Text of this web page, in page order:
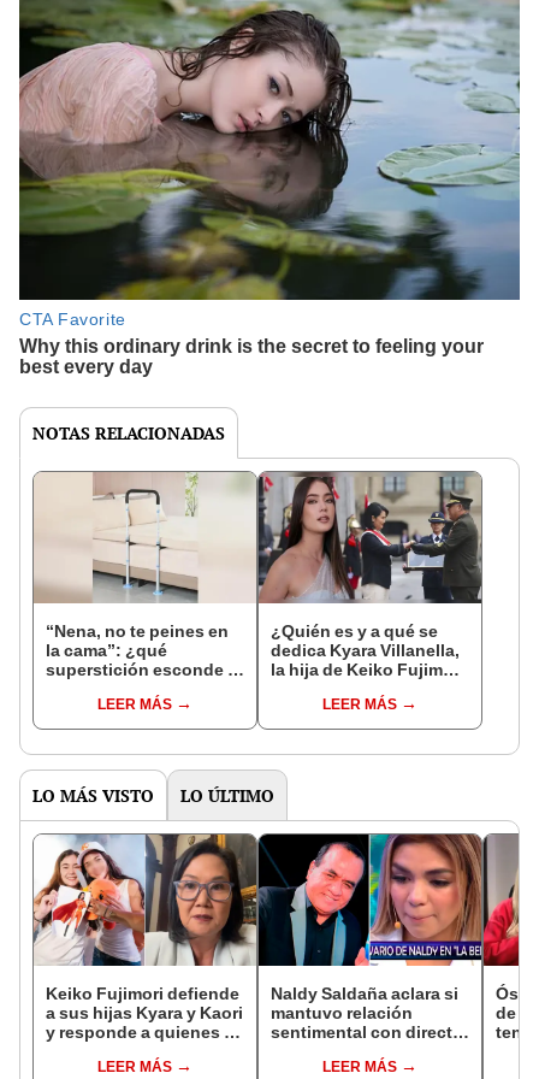
NOTAS RELACIONADAS
“Nena, no te peines en
la cama”: ¿qué
superstición esconde la
Enanitos Verdes?
LEER MÁS
¿Quién es y a qué se
dedica Kyara Villanella,
la hija de Keiko Fujimori
nivel nacional?
LEER MÁS
LO MÁS VISTO LO ÚLTIMO
Keiko Fujimori defiende
a sus hijas Kyara y Kaori
y responde a quienes la
“No pueden decirme”
LEER MÁS
Naldy Saldaña aclara si
mantuvo relación
sentimental con director
denunciarlo por
LEER MÁS
de